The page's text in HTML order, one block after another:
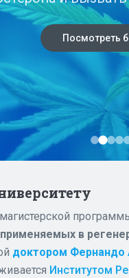
Посмотреть
Посмотреть
Посмотреть
Посмотреть
в
доктором Фернандо
Институтом